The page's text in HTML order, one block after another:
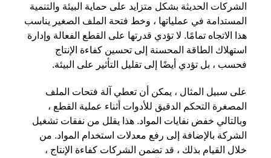
الشركات الحديثة بشكل متزايد على حماية البيئة والتنمية
المستدامة في عملياتها ، وخط فتحة الملف الصغير يناسب
هذا الاتجاه تمامًا. لا تؤدي قدرتها على القطع الفعالة وإدارة
استهلاك الطاقة المحسنة إلى تحسين كفاءة الإنتاج
فحسب ، بل تؤدي أيضًا إلى تقليل التأثير على البيئة.
على سبيل المثال ، يمكن أن تعطي آلة فتحات الملف
المصغرة التحكم الدقيق للأدوات أثناء عملية القطع ،
وبالتالي خفض نفايات المواد. هذا يقلل من نفقات تشغيل
الشركة بالإضافة إلى رفع معدلات استخدام المواد. من
خلال القيام بذلك ، قد تضمن الشركات كفاءة الإنتاج ،